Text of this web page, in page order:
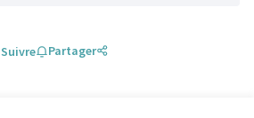
Suivre Partager